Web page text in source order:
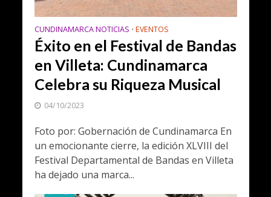
CUNDINAMARCA NOTICIAS • EVENTOS
Éxito en el Festival de Bandas
en Villeta: Cundinamarca
Celebra su Riqueza Musical
04/10/2023
Foto por: Gobernación de Cundinamarca En
un emocionante cierre, la edición XLVIII del
Festival Departamental de Bandas en Villeta
ha dejado una marca...